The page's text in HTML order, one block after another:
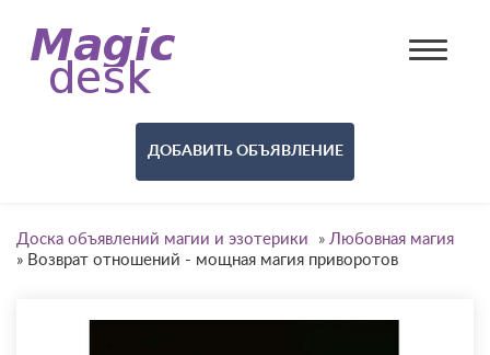
ДОБАВИТЬ ОБЪЯВЛЕНИЕ
Доска объявлений магии и эзотерики » Любовная магия
» Возврат отношений - мощная магия приворотов